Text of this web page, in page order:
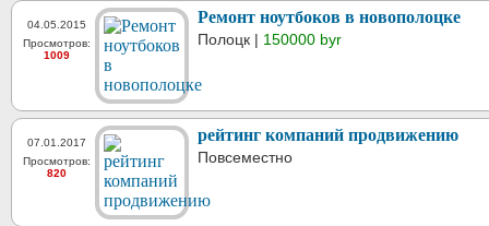
04.05.2015
Просмотров:
1009
Ремонт ноутбоков в новополоцке
Полоцк | 150000 byr
07.01.2017
Просмотров:
820
рейтинг компаний продвижению
Повсеместно